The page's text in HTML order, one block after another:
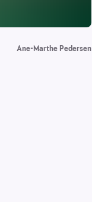
Ane-Marthe Pedersen